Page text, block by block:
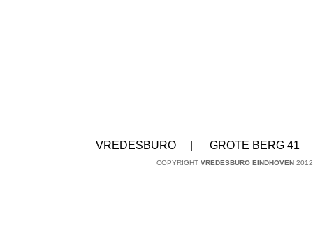
VREDESBURO GROTE BERG 41
COPYRIGHT VREDESBURO EINDHOVEN